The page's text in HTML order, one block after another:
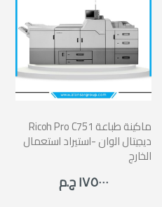
Ricoh Pro C751 ماكينة طباعة
ديجيتال الوان -استيراد استعمال
الخارج
١٧٥٠٠٠ ج.م